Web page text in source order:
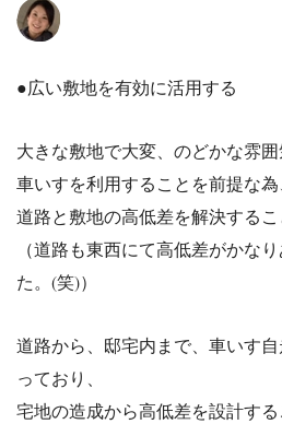
●広い敷地を有効に活用する
大きな敷地で大変、のどかな雰囲
車いすを利用することを前提な為
道路と敷地の高低差を解決するこ
（道路も東西にて高低差がかな
た。(笑)）
道路から、邸宅内まで、車いす
っており、
宅地の造成から高低差を設計す